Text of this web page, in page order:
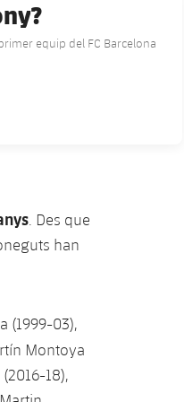
equip del FC Barcelona
. Des que
han
(1999-03),
Montoya
18),